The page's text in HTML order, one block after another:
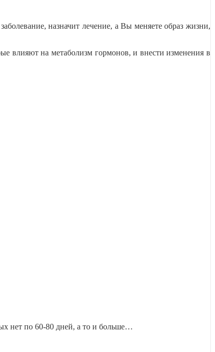
назначит лечение, а Вы меняете образ жизни,
влияют на метаболизм гормонов, и внести изменения в
нет по 60-80 дней, а то и больше…